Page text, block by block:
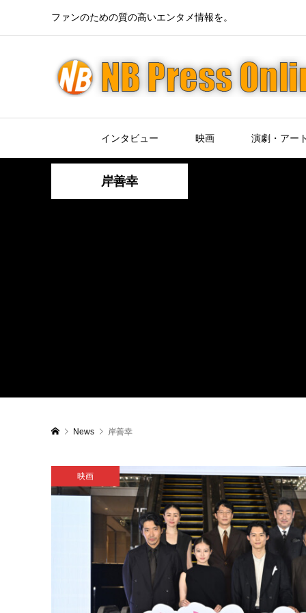
ファンのための質の高いエンタメ情報を。
インタビュー 映画 演劇・アー
岸善幸
News 岸善幸
映画